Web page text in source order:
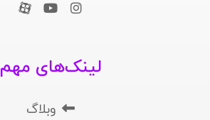
لینک‌های مهم
وبلاگ